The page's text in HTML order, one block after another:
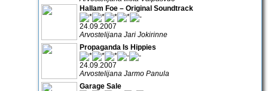
Hallam Foe – Original Soundtrack
24.09.2007
Arvostelijana Jari Jokirinne
Propaganda Is Hippies
24.09.2007
Arvostelijana Jarmo Panula
Garage Sale